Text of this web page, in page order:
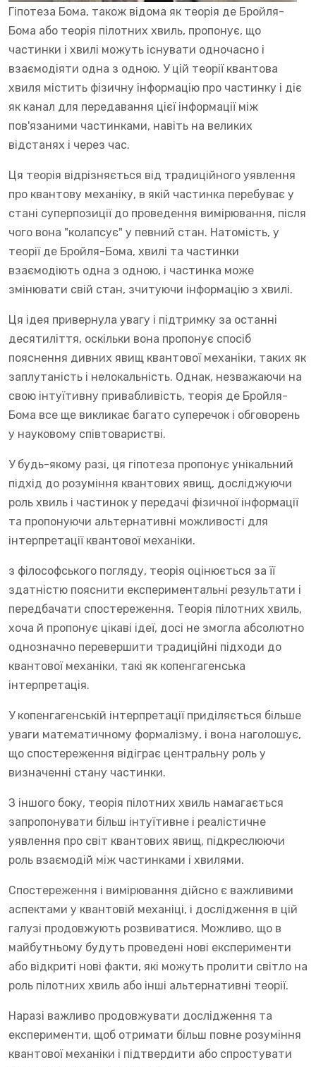
Гіпотеза Бома, також відома як теорія де Бройля-
Бома або теорія пілотних хвиль, пропонує, що
частинки і хвилі можуть існувати одночасно і
взаємодіяти одна з одною. У цій теорії квантова
хвиля містить фізичну інформацію про частинку і діє
як канал для передавання цієї інформації між
пов'язаними частинками, навіть на великих
відстанях і через час.
Ця теорія відрізняється від традиційного уявлення
про квантову механіку, в якій частинка перебуває у
стані суперпозиції до проведення вимірювання, після
чого вона "колапсує" у певний стан. Натомість, у
теорії де Бройля-Бома, хвилі та частинки
взаємодіють одна з одною, і частинка може
змінювати свій стан, зчитуючи інформацію з хвилі.
Ця ідея привернула увагу і підтримку за останні
десятиліття, оскільки вона пропонує спосіб
пояснення дивних явищ квантової механіки, таких як
заплутаність і нелокальність. Однак, незважаючи на
свою інтуїтивну привабливість, теорія де Бройля-
Бома все ще викликає багато суперечок і обговорень
у науковому співтоваристві.
У будь-якому разі, ця гіпотеза пропонує унікальний
підхід до розуміння квантових явищ, досліджуючи
роль хвиль і частинок у передачі фізичної інформації
та пропонуючи альтернативні можливості для
інтерпретації квантової механіки.
з філософського погляду, теорія оцінюється за її
здатністю пояснити експериментальні результати і
передбачати спостереження. Теорія пілотних хвиль,
хоча й пропонує цікаві ідеї, досі не змогла абсолютно
однозначно перевершити традиційні підходи до
квантової механіки, такі як копенгагенська
інтерпретація.
У копенгагенській інтерпретації приділяється більше
уваги математичному формалізму, і вона наголошує,
що спостереження відіграє центральну роль у
визначенні стану частинки.
З іншого боку, теорія пілотних хвиль намагається
запропонувати більш інтуїтивне і реалістичне
уявлення про світ квантових явищ, підкреслюючи
роль взаємодій між частинками і хвилями.
Спостереження і вимірювання дійсно є важливими
аспектами у квантовій механіці, і дослідження в цій
галузі продовжують розвиватися. Можливо, що в
майбутньому будуть проведені нові експерименти
або відкриті нові факти, які можуть пролити світло на
роль пілотних хвиль або інші альтернативні теорії.
Наразі важливо продовжувати дослідження та
експерименти, щоб отримати більш повне розуміння
квантової механіки і підтвердити або спростувати